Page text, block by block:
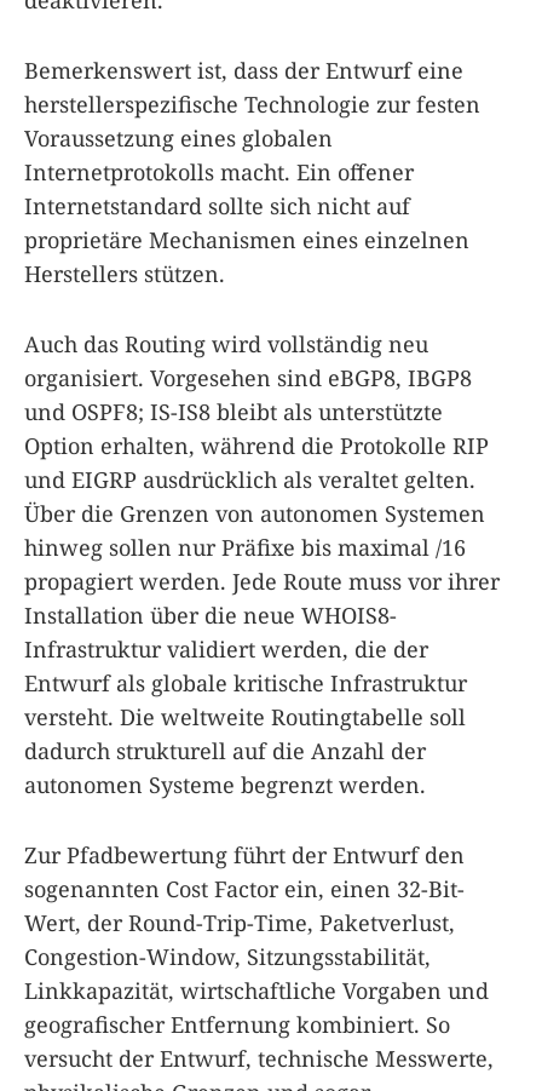
Bemerkenswert ist, dass der Entwurf eine
herstellerspezifische Technologie zur festen
Voraussetzung eines globalen
Internetprotokolls macht. Ein offener
Internetstandard sollte sich nicht auf
proprietäre Mechanismen eines einzelnen
Herstellers stützen.
Auch das Routing wird vollständig neu
organisiert. Vorgesehen sind eBGP8, IBGP8
und OSPF8; IS-IS8 bleibt als unterstützte
Option erhalten, während die Protokolle RIP
und EIGRP ausdrücklich als veraltet gelten.
Über die Grenzen von autonomen Systemen
hinweg sollen nur Präfixe bis maximal /16
propagiert werden. Jede Route muss vor ihrer
Installation über die neue WHOIS8-
Infrastruktur validiert werden, die der
Entwurf als globale kritische Infrastruktur
versteht. Die weltweite Routingtabelle soll
dadurch strukturell auf die Anzahl der
autonomen Systeme begrenzt werden.
Zur Pfadbewertung führt der Entwurf den
sogenannten Cost Factor ein, einen 32-Bit-
Wert, der Round-Trip-Time, Paketverlust,
Congestion-Window, Sitzungsstabilität,
Linkkapazität, wirtschaftliche Vorgaben und
geografischer Entfernung kombiniert. So
versucht der Entwurf, technische Messwerte,